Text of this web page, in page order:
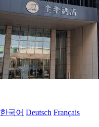
한국어 Deutsch Français